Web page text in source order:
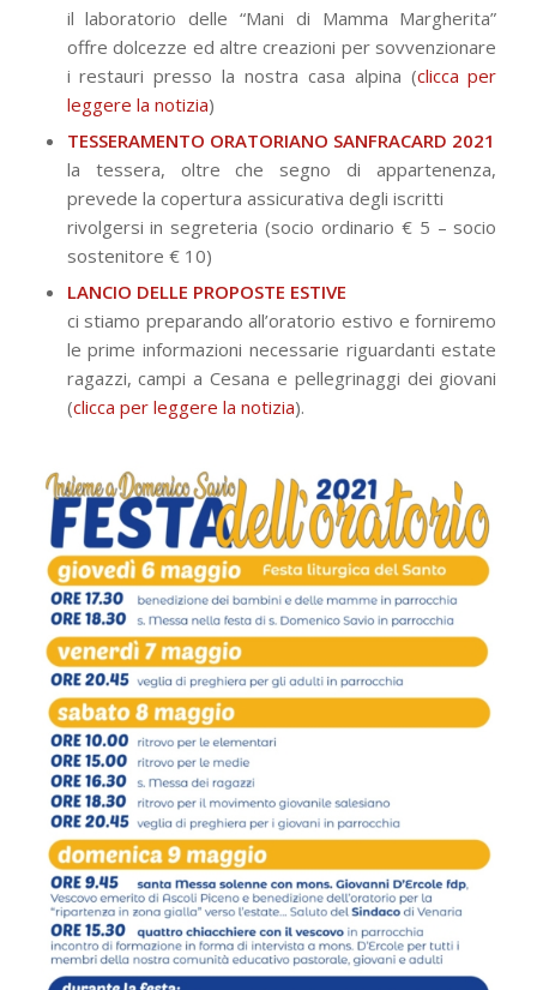
il laboratorio delle “Mani di Mamma Margherita”
offre dolcezze ed altre creazioni per sovvenzionare
i restauri presso la nostra casa alpina (clicca per
leggere la notizia)
TESSERAMENTO ORATORIANO SANFRACARD 2021
la tessera, oltre che segno di appartenenza,
prevede la copertura assicurativa degli iscritti
rivolgersi in segreteria (socio ordinario € 5 – socio
sostenitore € 10)
LANCIO DELLE PROPOSTE ESTIVE
ci stiamo preparando all’oratorio estivo e forniremo
le prime informazioni necessarie riguardanti estate
ragazzi, campi a Cesana e pellegrinaggi dei giovani
(clicca per leggere la notizia).